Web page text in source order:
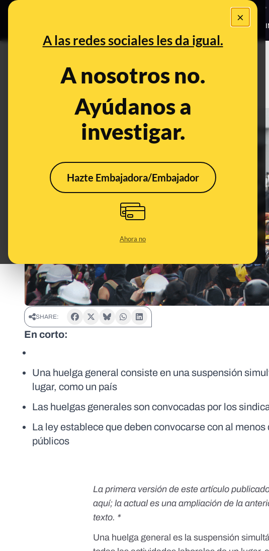
×
A las redes sociales les da igual.
A nosotros no.
Ayúdanos a
investigar.
Hazte Embajadora/Embajador
Ahora no
Bulos Ceuta •
PREBUNKING
Qué es una huelga general
Nov 13, 2023, 12:46:27 PM
SHARE:
En corto:
Una huelga general consiste en una suspensión
lugar, como un país
Las huelgas generales son convocadas por los
La ley establece que deben convocarse con al
públicos
La primera versión de este artículo
aquí; la actual es una ampliación de la
texto. *
Una huelga general es la suspensión